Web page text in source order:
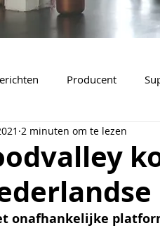
Producent
Vacatures Algemeen
2 minuten om te lezen
onafhankelijke